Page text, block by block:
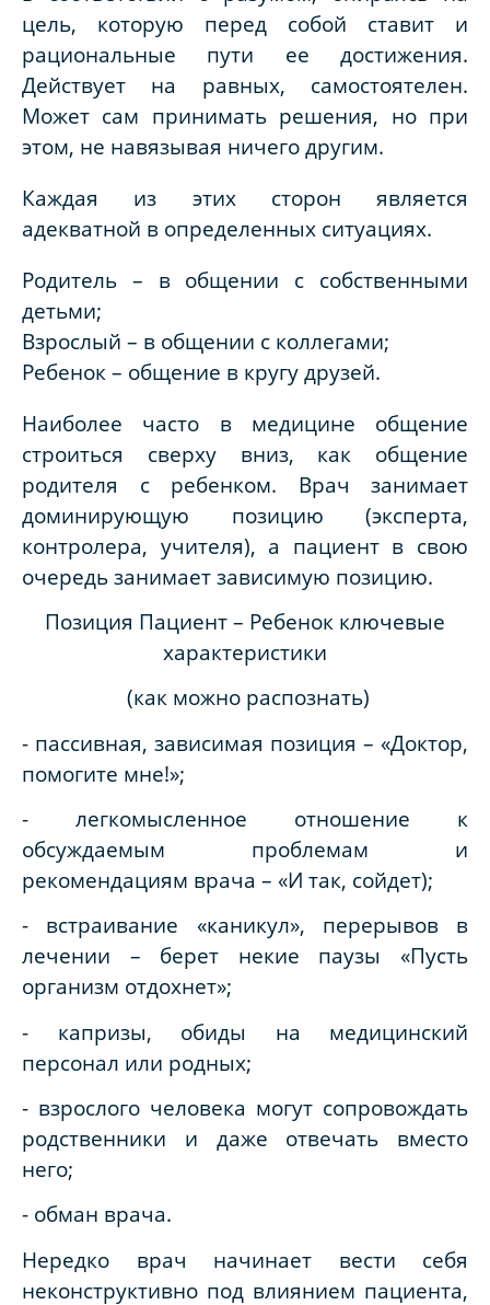
цель, которую перед собой ставит и
рациональные пути ее достижения.
Действует на равных, самостоятелен.
Может сам принимать решения, но при
этом, не навязывая ничего другим.
Каждая из этих сторон является
адекватной в определенных ситуациях.
Родитель – в общении с собственными
детьми;
Взрослый – в общении с коллегами;
Ребенок – общение в кругу друзей.
Наиболее часто в медицине общение
строиться сверху вниз, как общение
родителя с ребенком. Врач занимает
доминирующую позицию (эксперта,
контролера, учителя), а пациент в свою
очередь занимает зависимую позицию.
Позиция Пациент – Ребенок ключевые
характеристики
(как можно распознать)
- пассивная, зависимая позиция – «Доктор,
помогите мне!»;
- легкомысленное отношение к
обсуждаемым проблемам и
рекомендациям врача – «И так, сойдет);
- встраивание «каникул», перерывов в
лечении – берет некие паузы «Пусть
организм отдохнет»;
- капризы, обиды на медицинский
персонал или родных;
- взрослого человека могут сопровождать
родственники и даже отвечать вместо
него;
- обман врача.
Нередко врач начинает вести себя
неконструктивно под влиянием пациента,